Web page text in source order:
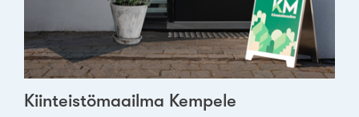
Kiinteistömaailma Kempele